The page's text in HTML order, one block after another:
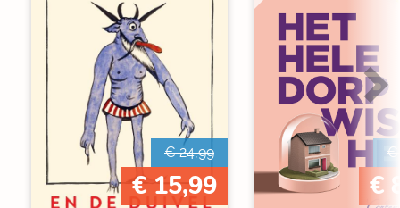
€ 24,99
€ 15,99
€
€